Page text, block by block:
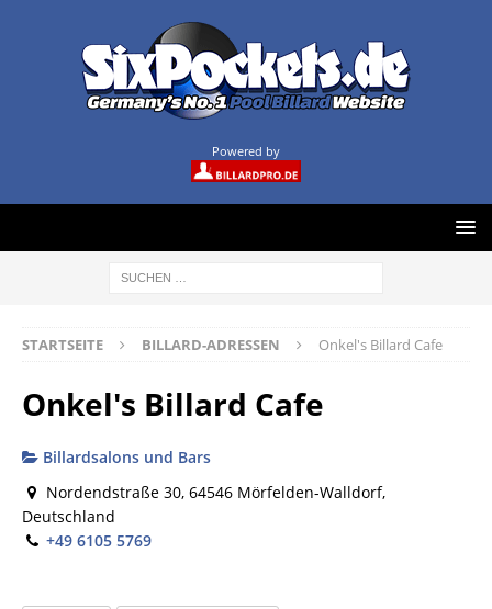
Powered by
STARTSEITE BILLARD-ADRESSEN Onkel's Billard Cafe
Onkel's Billard Cafe
Billardsalons und Bars
Nordendstraße 30, 64546 Mörfelden-Walldorf,
Deutschland
+49 6105 5769